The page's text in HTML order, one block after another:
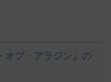
オブ・アラジン』の